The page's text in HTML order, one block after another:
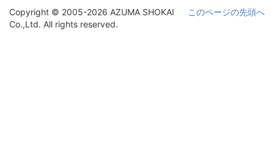
このページの先頭へ
Copyright © 2005-2026 AZUMA SHOKAI
Co.,Ltd. All rights reserved.